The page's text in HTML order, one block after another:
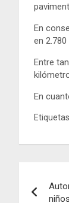
En
en
Entre
En
de